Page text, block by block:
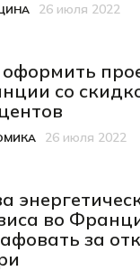
публикации
26 июля 2022
со
публикации
26 июля 2022
во
за